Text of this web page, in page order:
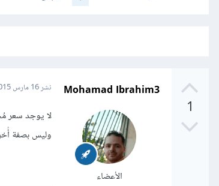
1
Mohamad Ibrahim3
الأعضاء
نشر16 مارس 2015
لا يوجد سعر
وليس بصفة